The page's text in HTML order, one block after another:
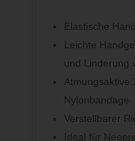
Elastische
Leichte
und Linderung
Atmungsaktive
Nylonbandage
Verstellbarer
Ideal für